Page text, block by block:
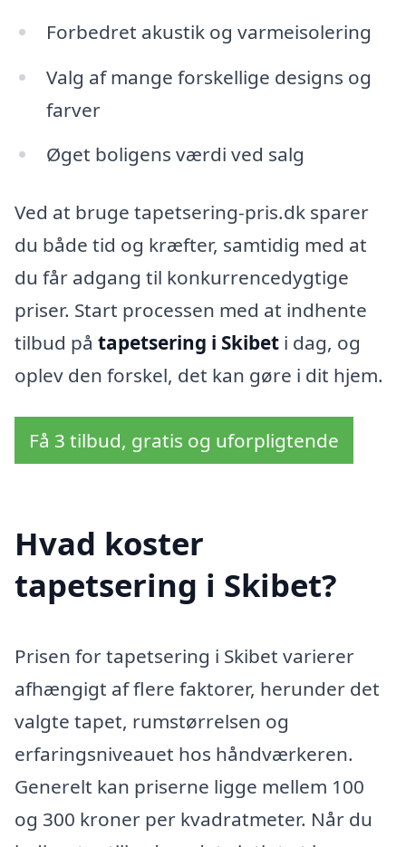
Forbedret akustik og varmeisolering
Valg af mange forskellige designs og
farver
Øget boligens værdi ved salg
Ved at bruge tapetsering-pris.dk sparer
du både tid og kræfter, samtidig med at
du får adgang til konkurrencedygtige
priser. Start processen med at indhente
tilbud på tapetsering i Skibet i dag, og
oplev den forskel, det kan gøre i dit hjem.
Få 3 tilbud, gratis og uforpligtende
Hvad koster
tapetsering i Skibet?
Prisen for tapetsering i Skibet varierer
afhængigt af flere faktorer, herunder det
valgte tapet, rumstørrelsen og
erfaringsniveauet hos håndværkeren.
Generelt kan priserne ligge mellem 100
og 300 kroner per kvadratmeter. Når du